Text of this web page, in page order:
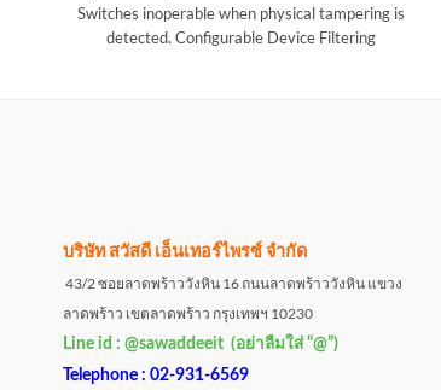
Switches inoperable when physical tampering is
detected. Configurable Device Filtering
บริษัท สวัสดี เอ็นเทอร์ไพรซ์ จำกัด
43/2 ซอยลาดพร้าววังหิน 16 ถนนลาดพร้าววังหิน แขวง
ลาดพร้าว เขตลาดพร้าว กรุงเทพฯ 10230
Line id : @sawaddeeit (อย่าลืมใส่ “@”)
Telephone : 02-931-6569